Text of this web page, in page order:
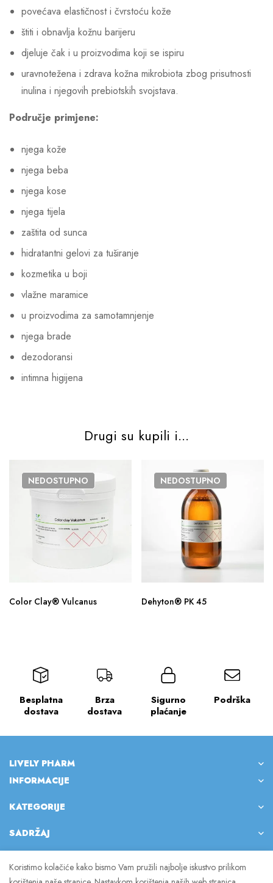
povećava elastičnost i čvrstoću kože
štiti i obnavlja kožnu barijeru
djeluje čak i u proizvodima koji se ispiru
uravnotežena i zdrava kožna mikrobiota zbog prisutnosti
inulina i njegovih prebiotskih svojstava.
Područje primjene:
njega kože
njega beba
njega kose
njega tijela
zaštita od sunca
hidratantni gelovi za tuširanje
kozmetika u boji
vlažne maramice
u proizvodima za samotamnjenje
njega brade
dezodoransi
intimna higijena
Drugi su kupili i...
NEDOSTUPNO
Color Clay® Vulcanus
NEDOSTUPNO
Dehyton® PK 45
Besplatna
dostava
Brza
dostava
Sigurno
plaćanje
Podrška
LIVELY PHARM
INFORMACIJE
KATEGORIJE
SADRŽAJ
Koristimo kolačiće kako bismo Vam pružili najbolje iskustvo prilikom